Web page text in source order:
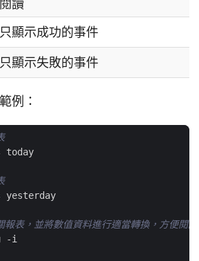
閱讀
只顯示成功的事件
只顯示失敗的事件
例：
表，並將數值資料進行適當轉換，方便閱讀